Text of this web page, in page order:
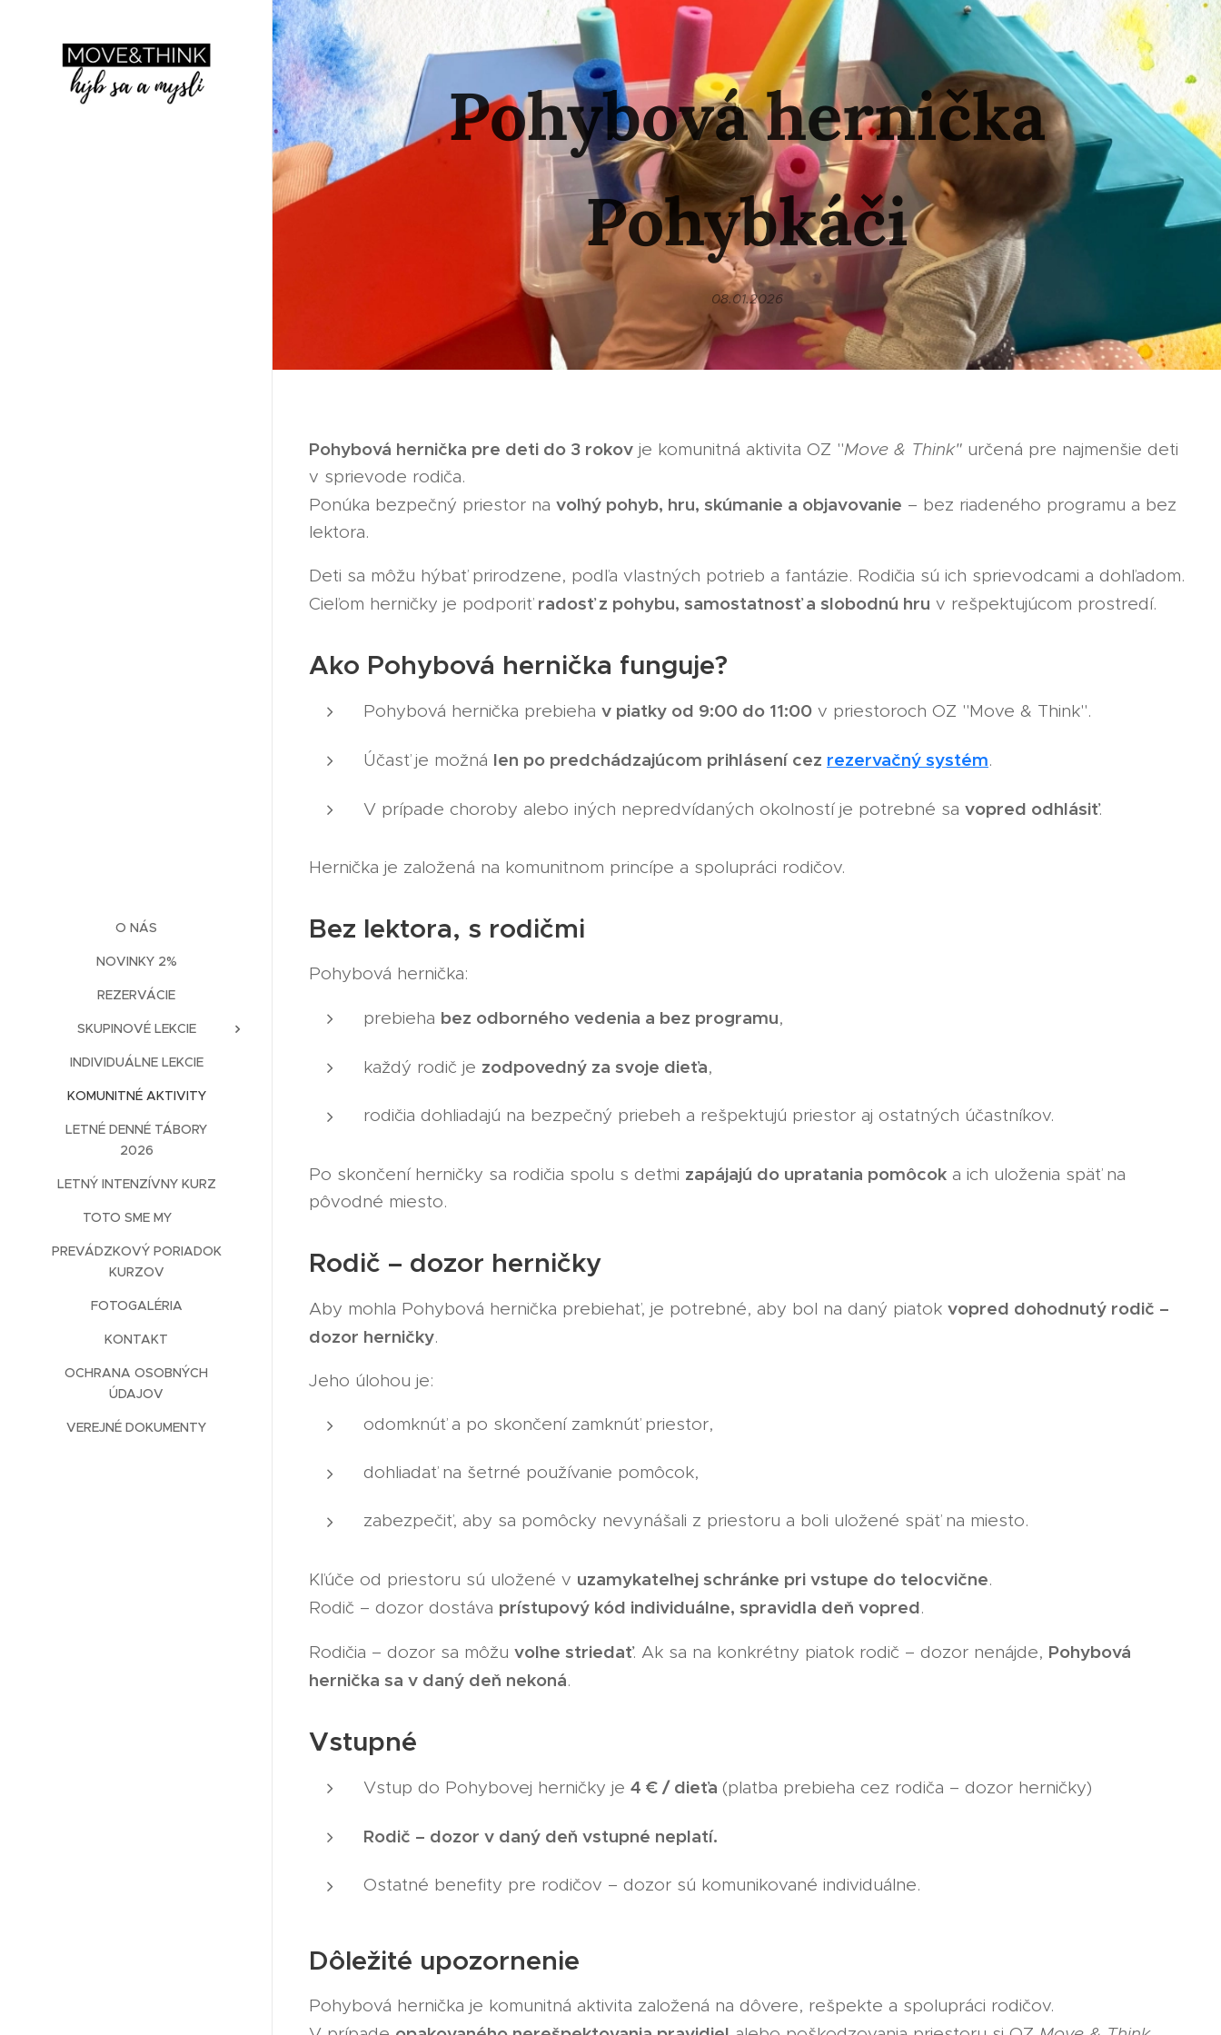
O NÁS
NOVINKY 2%
REZERVÁCIE
SKUPINOVÉ LEKCIE
INDIVIDUÁLNE LEKCIE
KOMUNITNÉ AKTIVITY
LETNÉ DENNÉ TÁBORY
2026
LETNÝ INTENZÍVNY KURZ
TOTO SME MY ❤️
PREVÁDZKOVÝ PORIADOK
KURZOV
FOTOGALÉRIA
KONTAKT
OCHRANA OSOBNÝCH
ÚDAJOV
VEREJNÉ DOKUMENTY
Pohybová hernička
Pohybkáči
08.01.2026
Pohybová hernička pre deti do 3 rokov je komunitná aktivita OZ "Move & Think" určená pre najmenšie deti
v sprievode rodiča.
Ponúka bezpečný priestor na voľný pohyb, hru, skúmanie a objavovanie – bez riadeného programu a bez
lektora.
Deti sa môžu hýbať prirodzene, podľa vlastných potrieb a fantázie. Rodičia sú ich sprievodcami a dohľadom.
Cieľom herničky je podporiť radosť z pohybu, samostatnosť a slobodnú hru v rešpektujúcom prostredí.
Ako Pohybová hernička funguje?
Pohybová hernička prebieha v piatky od 9:00 do 11:00 v priestoroch OZ "Move & Think".
Účasť je možná len po predchádzajúcom prihlásení cez rezervačný systém.
V prípade choroby alebo iných nepredvídaných okolností je potrebné sa vopred odhlásiť.
Hernička je založená na komunitnom princípe a spolupráci rodičov.
Bez lektora, s rodičmi
Pohybová hernička:
prebieha bez odborného vedenia a bez programu,
každý rodič je zodpovedný za svoje dieťa,
rodičia dohliadajú na bezpečný priebeh a rešpektujú priestor aj ostatných účastníkov.
Po skončení herničky sa rodičia spolu s deťmi zapájajú do upratania pomôcok a ich uloženia späť na
pôvodné miesto.
Rodič – dozor herničky
Aby mohla Pohybová hernička prebiehať, je potrebné, aby bol na daný piatok vopred dohodnutý rodič –
dozor herničky.
Jeho úlohou je:
odomknúť a po skončení zamknúť priestor,
dohliadať na šetrné používanie pomôcok,
zabezpečiť, aby sa pomôcky nevynášali z priestoru a boli uložené späť na miesto.
Kľúče od priestoru sú uložené v uzamykateľnej schránke pri vstupe do telocvične.
Rodič – dozor dostáva prístupový kód individuálne, spravidla deň vopred.
Rodičia – dozor sa môžu voľne striedať. Ak sa na konkrétny piatok rodič – dozor nenájde, Pohybová
hernička sa v daný deň nekoná.
Vstupné
Vstup do Pohybovej herničky je 4 € / dieťa (platba prebieha cez rodiča – dozor herničky)
Rodič – dozor v daný deň vstupné neplatí.
Ostatné benefity pre rodičov – dozor sú komunikované individuálne.
Dôležité upozornenie
Pohybová hernička je komunitná aktivita založená na dôvere, rešpekte a spolupráci rodičov.